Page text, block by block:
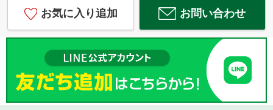
お気に入り追加 お問い合わせ